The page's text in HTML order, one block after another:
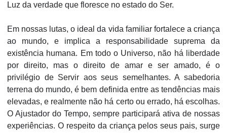
Luz da verdade que floresce no estado do Ser.
Em nossas lutas, o ideal da vida familiar fortalece a criança
ao mundo, e implica a responsabilidade suprema da
existência humana. Em todo o Universo, não há liberdade
por direito, mas o direito de amar e ser amado, é o
privilégio de Servir aos seus semelhantes. A sabedoria
terrena do mundo, é bem definida entre as tendências mais
elevadas, e realmente não há certo ou errado, há escolhas.
O Ajustador do Tempo, sempre participará ativa de nossas
experiências. O respeito da criança pelos seus pais, surge